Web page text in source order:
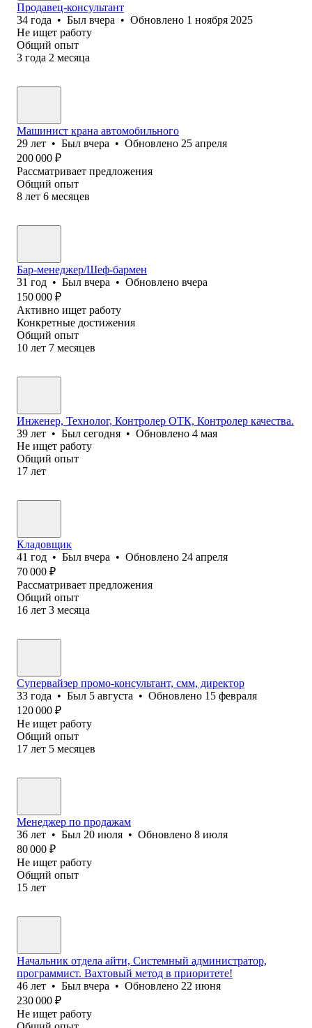
Продавец-консультант
34 года • Был вчера • Обновлено 1 ноября 2025
Не ищет работу
Общий опыт
3 года 2 месяца
Машинист крана автомобильного
29 лет • Был вчера • Обновлено 25 апреля
200 000 ₽
Рассматривает предложения
Общий опыт
8 лет 6 месяцев
Бар-менеджер/Шеф-бармен
31 год • Был вчера • Обновлено вчера
150 000 ₽
Активно ищет работу
Конкретные достижения
Общий опыт
10 лет 7 месяцев
Инженер, Технолог, Контролер ОТК, Контролер качества.
39 лет • Был сегодня • Обновлено 4 мая
Не ищет работу
Общий опыт
17 лет
Кладовщик
41 год • Был вчера • Обновлено 24 апреля
70 000 ₽
Рассматривает предложения
Общий опыт
16 лет 3 месяца
Супервайзер промо-консультант, смм, директор
33 года • Был 5 августа • Обновлено 15 февраля
120 000 ₽
Не ищет работу
Общий опыт
17 лет 5 месяцев
Менеджер по продажам
36 лет • Был 20 июля • Обновлено 8 июля
80 000 ₽
Не ищет работу
Общий опыт
15 лет
Начальник отдела айти, Системный администратор,
программист. Вахтовый метод в приоритете!
46 лет • Был вчера • Обновлено 22 июня
230 000 ₽
Не ищет работу